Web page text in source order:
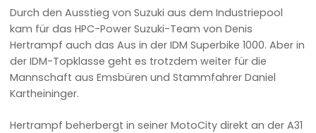
Durch den Ausstieg von Suzuki aus dem Industriepool
kam für das HPC-Power Suzuki-Team von Denis
Hertrampf auch das Aus in der IDM Superbike 1000. Aber in
der IDM-Topklasse geht es trotzdem weiter für die
Mannschaft aus Emsbüren und Stammfahrer Daniel
Kartheininger.
Hertrampf beherbergt in seiner MotoCity direkt an der A31